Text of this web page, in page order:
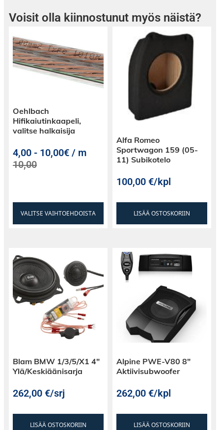
Voisit olla kiinnostunut myös näistä?
Oehlbach
Hifikaiutinkaapeli,
valitse halkaisija
4,00 - 10,00€ / m
10,00
VALITSE VAIHTOEHDOISTA
Alfa Romeo
Sportwagon 159 (05-
11) Subikotelo
100,00€/kpl
LISÄÄ OSTOSKORIIN
Blam BMW 1/3/5/X1 4″
Ylä/Keskiäänisarja
262,00€/srj
LISÄÄ OSTOSKORIIN
Alpine PWE-V80 8″
Aktiivisubwoofer
262,00€/kpl
LISÄÄ OSTOSKORIIN